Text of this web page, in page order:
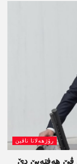
رۆژھەلاتا ناڤین
ڤێ ھەفتەیێ دێ